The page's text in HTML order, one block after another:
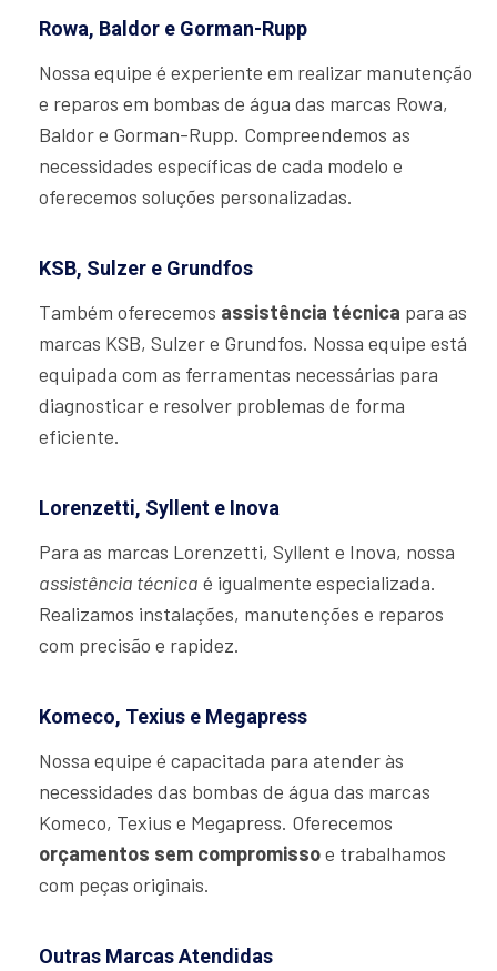
Rowa, Baldor e Gorman-Rupp
Nossa equipe é experiente em realizar manutenção
e reparos em bombas de água das marcas Rowa,
Baldor e Gorman-Rupp. Compreendemos as
necessidades específicas de cada modelo e
oferecemos soluções personalizadas.
KSB, Sulzer e Grundfos
Também oferecemos assistência técnica para as
marcas KSB, Sulzer e Grundfos. Nossa equipe está
equipada com as ferramentas necessárias para
diagnosticar e resolver problemas de forma
eficiente.
Lorenzetti, Syllent e Inova
Para as marcas Lorenzetti, Syllent e Inova, nossa
assistência técnica é igualmente especializada.
Realizamos instalações, manutenções e reparos
com precisão e rapidez.
Komeco, Texius e Megapress
Nossa equipe é capacitada para atender às
necessidades das bombas de água das marcas
Komeco, Texius e Megapress. Oferecemos
orçamentos sem compromissoe trabalhamos
com peças originais.
Outras Marcas Atendidas